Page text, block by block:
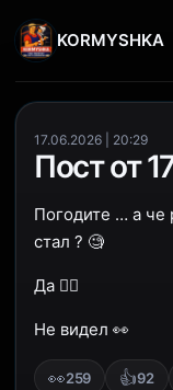
KORMYSHKA
17.06.2026 | 20:29
Пост от
Погодите … а че
стал ? 🧐
Да 👍🏽
Не видел 👀
👀259 👍92